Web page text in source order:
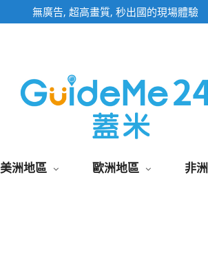
即時影像頁面為固定網址,加入桌面快速觀看
美洲地區 歐洲地區 非